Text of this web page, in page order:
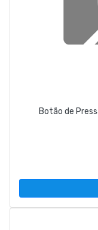
Botão de